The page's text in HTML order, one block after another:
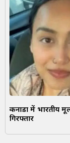
कनाडा में भारतीय
गिरफ्तार